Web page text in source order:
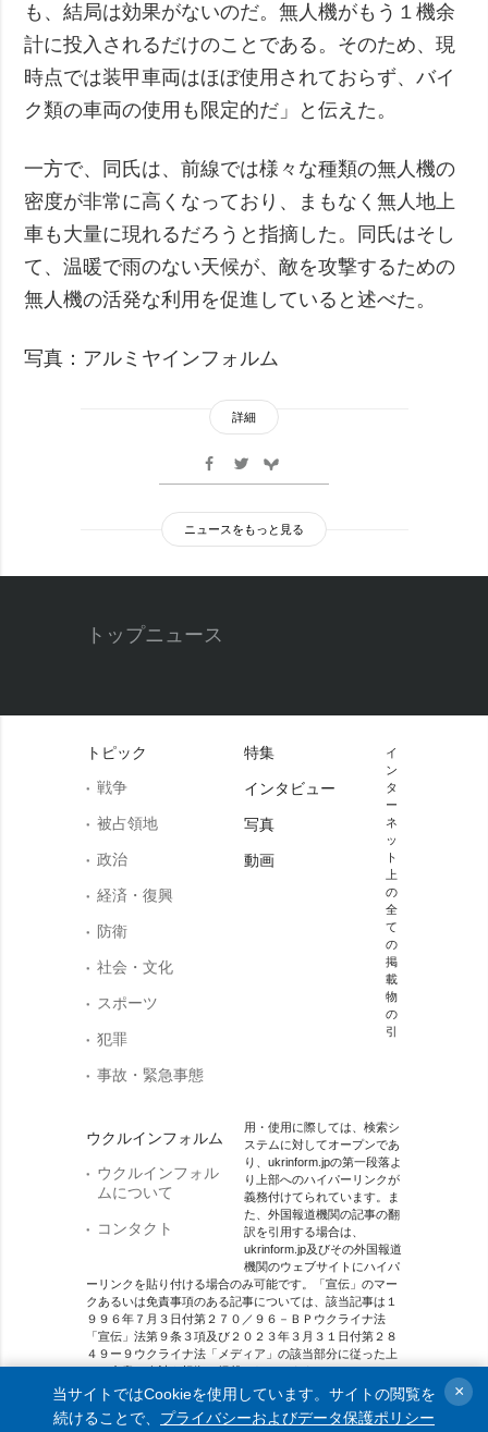
も、結局は効果がないのだ。無人機がもう１機余
計に投入されるだけのことである。そのため、現
時点では装甲車両はほぼ使用されておらず、バイ
ク類の車両の使用も限定的だ」と伝えた。
一方で、同氏は、前線では様々な種類の無人機の
密度が非常に高くなっており、まもなく無人地上
車も大量に現れるだろうと指摘した。同氏はそし
て、温暖で雨のない天候が、敵を攻撃するための
無人機の活発な利用を促進していると述べた。
写真：アルミヤインフォルム
詳細
ニュースをもっと見る
トップニュース
トピック
戦争
被占領地
政治
経済・復興
防衛
社会・文化
スポーツ
犯罪
事故・緊急事態
ウクルインフォルム
ウクルインフォル
ムについて
コンタクト
特集
インタビュー
写真
動画
イ
ン
タ
ー
ネ
ッ
ト
上
の
全
て
の
掲
載
物
の
引
用・使用に際しては、検索シ
ステムに対してオープンであ
り、ukrinform.jpの第一段落よ
り上部へのハイパーリンクが
義務付けてられています。ま
た、外国報道機関の記事の翻
訳を引用する場合は、
ukrinform.jp及びその外国報道
機関のウェブサイトにハイパ
ーリンクを貼り付ける場合のみ可能です。「宣伝」のマー
クあるいは免責事項のある記事については、該当記事は１
９９６年７月３日付第２７０／９６－ＢＰウクライナ法
「宣伝」法第９条３項及び２０２３年３月３１日付第２８
４９ー９ウクライナ法「メディア」の該当部分に従った上
で、合意／会計を根拠に掲載されています。
オンラインメディア主体 メディア識別番号：R40-01421.
当サイトではCookieを使用しています。サイトの閲覧を
続けることで、 プライバシーおよびデータ保護ポリシー
×